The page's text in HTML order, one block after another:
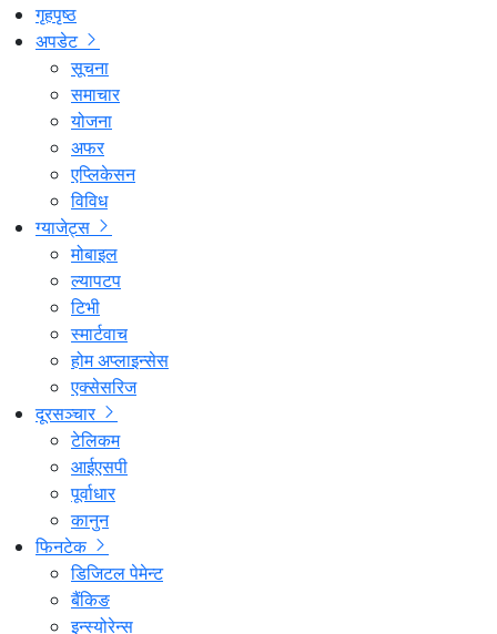
गृहपृष्ठ
अपडेट
सूचना
समाचार
योजना
अफर
एप्लिकेसन
विविध
ग्याजेट्स
मोबाइल
ल्यापटप
टिभी
स्मार्टवाच
होम अप्लाइन्सेस
एक्सेसरिज
दूरसञ्चार
टेलिकम
आईएसपी
पूर्वाधार
कानुन
फिनटेक
डिजिटल पेमेन्ट
बैंकिङ
इन्स्योरेन्स